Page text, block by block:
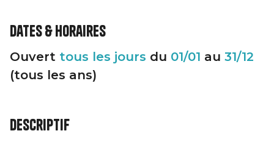
Dates & horaires
Ouvert tous les jours du 01/01 au 31/12
(tous les ans)
Descriptif